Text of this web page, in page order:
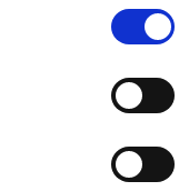
(braun) f. Sammellade